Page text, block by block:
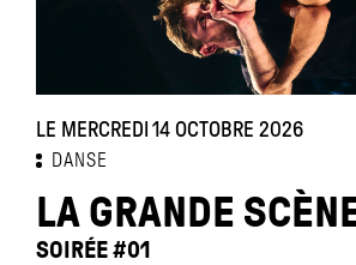
LE MERCREDI 14 OCTOBRE 2026
DANSE
LA GRANDE
SOIRÉE #01